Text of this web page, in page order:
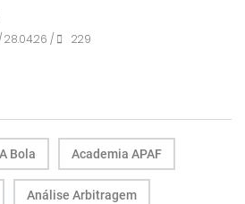
28.04.26 / 229
A Bola Academia APAF
Análise Arbitragem